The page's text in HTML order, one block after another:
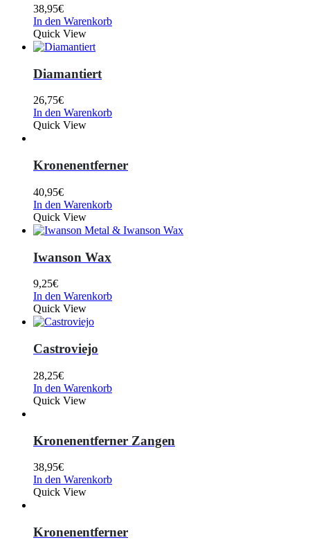
38,95€
In den Warenkorb
Quick View
Diamantiert
26,75€
In den Warenkorb
Quick View
Kronenentferner
40,95€
In den Warenkorb
Quick View
Iwanson Wax
9,25€
In den Warenkorb
Quick View
Castroviejo
28,25€
In den Warenkorb
Quick View
Kronenentferner Zangen
38,95€
In den Warenkorb
Quick View
Kronenentferner